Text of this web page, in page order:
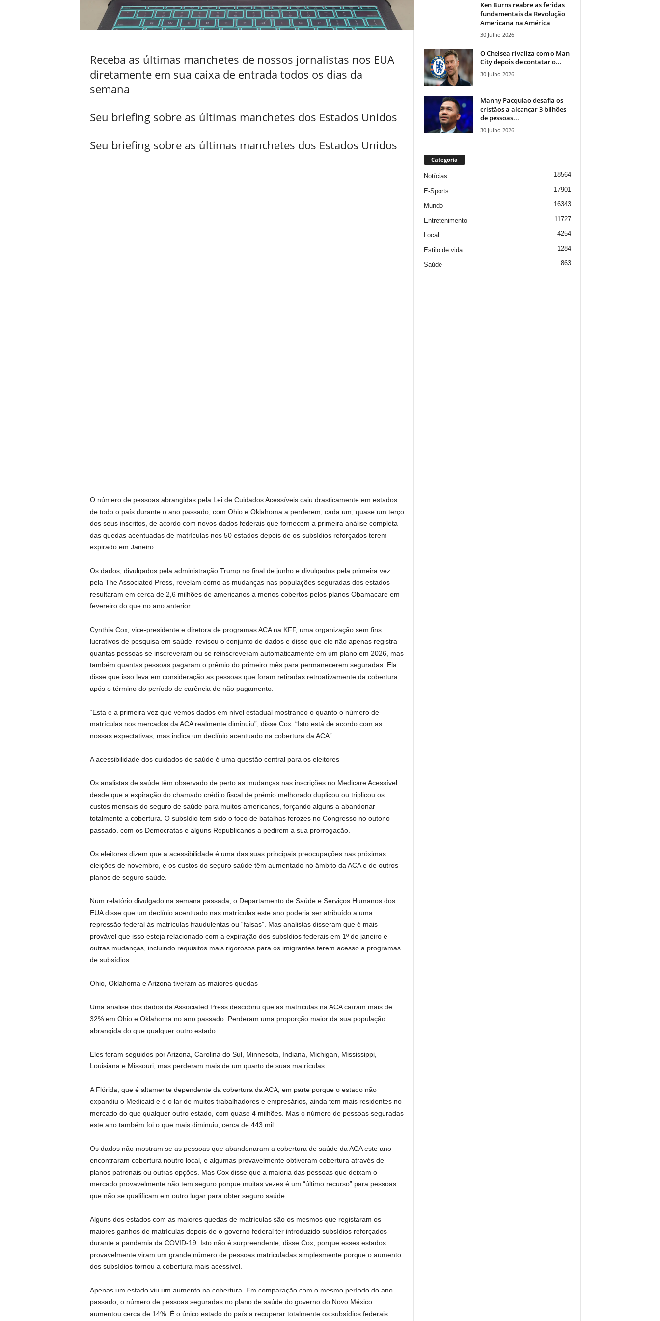
Receba as últimas manchetes de nossos jornalistas nos EUA
diretamente em sua caixa de entrada todos os dias da
semana
Seu briefing sobre as últimas manchetes dos Estados Unidos
Seu briefing sobre as últimas manchetes dos Estados Unidos
O número de pessoas abrangidas pela Lei de Cuidados Acessíveis caiu drasticamente em estados
de todo o país durante o ano passado, com Ohio e Oklahoma a perderem, cada um, quase um terço
dos seus inscritos, de acordo com novos dados federais que fornecem a primeira análise completa
das quedas acentuadas de matrículas nos 50 estados depois de os subsídios reforçados terem
expirado em Janeiro.
Os dados, divulgados pela administração Trump no final de junho e divulgados pela primeira vez
pela The Associated Press, revelam como as mudanças nas populações seguradas dos estados
resultaram em cerca de 2,6 milhões de americanos a menos cobertos pelos planos Obamacare em
fevereiro do que no ano anterior.
Cynthia Cox, vice-presidente e diretora de programas ACA na KFF, uma organização sem fins
lucrativos de pesquisa em saúde, revisou o conjunto de dados e disse que ele não apenas registra
quantas pessoas se inscreveram ou se reinscreveram automaticamente em um plano em 2026, mas
também quantas pessoas pagaram o prêmio do primeiro mês para permanecerem seguradas. Ela
disse que isso leva em consideração as pessoas que foram retiradas retroativamente da cobertura
após o término do período de carência de não pagamento.
“Esta é a primeira vez que vemos dados em nível estadual mostrando o quanto o número de
matrículas nos mercados da ACA realmente diminuiu”, disse Cox. “Isto está de acordo com as
nossas expectativas, mas indica um declínio acentuado na cobertura da ACA”.
A acessibilidade dos cuidados de saúde é uma questão central para os eleitores
Os analistas de saúde têm observado de perto as mudanças nas inscrições no Medicare Acessível
desde que a expiração do chamado crédito fiscal de prémio melhorado duplicou ou triplicou os
custos mensais do seguro de saúde para muitos americanos, forçando alguns a abandonar
totalmente a cobertura. O subsídio tem sido o foco de batalhas ferozes no Congresso no outono
passado, com os Democratas e alguns Republicanos a pedirem a sua prorrogação.
Os eleitores dizem que a acessibilidade é uma das suas principais preocupações nas próximas
eleições de novembro, e os custos do seguro saúde têm aumentado no âmbito da ACA e de outros
planos de seguro saúde.
Num relatório divulgado na semana passada, o Departamento de Saúde e Serviços Humanos dos
EUA disse que um declínio acentuado nas matrículas este ano poderia ser atribuído a uma
repressão federal às matrículas fraudulentas ou “falsas”. Mas analistas disseram que é mais
provável que isso esteja relacionado com a expiração dos subsídios federais em 1º de janeiro e
outras mudanças, incluindo requisitos mais rigorosos para os imigrantes terem acesso a programas
de subsídios.
Ohio, Oklahoma e Arizona tiveram as maiores quedas
Uma análise dos dados da Associated Press descobriu que as matrículas na ACA caíram mais de
32% em Ohio e Oklahoma no ano passado. Perderam uma proporção maior da sua população
abrangida do que qualquer outro estado.
Eles foram seguidos por Arizona, Carolina do Sul, Minnesota, Indiana, Michigan, Mississippi,
Louisiana e Missouri, mas perderam mais de um quarto de suas matrículas.
A Flórida, que é altamente dependente da cobertura da ACA, em parte porque o estado não
expandiu o Medicaid e é o lar de muitos trabalhadores e empresários, ainda tem mais residentes no
mercado do que qualquer outro estado, com quase 4 milhões. Mas o número de pessoas seguradas
este ano também foi o que mais diminuiu, cerca de 443 mil.
Os dados não mostram se as pessoas que abandonaram a cobertura de saúde da ACA este ano
encontraram cobertura noutro local, e algumas provavelmente obtiveram cobertura através de
planos patronais ou outras opções. Mas Cox disse que a maioria das pessoas que deixam o
mercado provavelmente não tem seguro porque muitas vezes é um “último recurso” para pessoas
que não se qualificam em outro lugar para obter seguro saúde.
Alguns dos estados com as maiores quedas de matrículas são os mesmos que registaram os
maiores ganhos de matrículas depois de o governo federal ter introduzido subsídios reforçados
durante a pandemia da COVID-19. Isto não é surpreendente, disse Cox, porque esses estados
provavelmente viram um grande número de pessoas matriculadas simplesmente porque o aumento
dos subsídios tornou a cobertura mais acessível.
Apenas um estado viu um aumento na cobertura. Em comparação com o mesmo período do ano
passado, o número de pessoas seguradas no plano de saúde do governo do Novo México
aumentou cerca de 14%. É o único estado do país a recuperar totalmente os subsídios federais
Ken Burns reabre as feridas
fundamentais da Revolução
Americana na América
30 Julho 2026
O Chelsea rivaliza com o Man
City depois de contatar o...
30 Julho 2026
Manny Pacquiao desafia os
cristãos a alcançar 3 bilhões
de pessoas...
30 Julho 2026
Categoria
Notícias 18564
E-Sports 17901
Mundo 16343
Entretenimento 11727
Local 4254
Estilo de vida 1284
Saúde 863